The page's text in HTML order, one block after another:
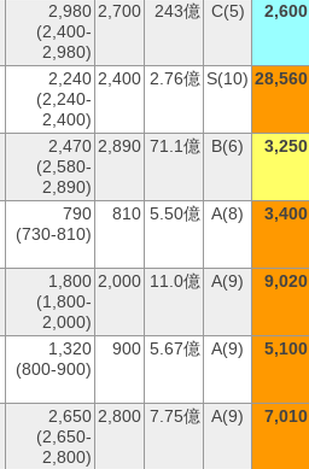
2,980
(2,400-
2,980)
2,700 243億 C(5) 2,600
2,240
(2,240-
2,400)
2,400 2.76億 S(10) 28,560
2,470
(2,580-
2,890)
2,890 71.1億 B(6) 3,250
790
(730-810)
810 5.50億 A(8) 3,400
1,800
(1,800-
2,000)
2,000 11.0億 A(9) 9,020
1,320
(800-900)
900 5.67億 A(9) 5,100
2,650
(2,650-
2,800)
2,800 7.75億 A(9) 7,010